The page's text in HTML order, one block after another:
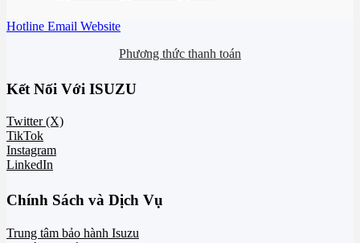
Hotline Email Website
Phương thức thanh toán
Kết Nối Với ISUZU
Twitter (X)
TikTok
Instagram
LinkedIn
Chính Sách và Dịch Vụ
Trung tâm bảo hành Isuzu